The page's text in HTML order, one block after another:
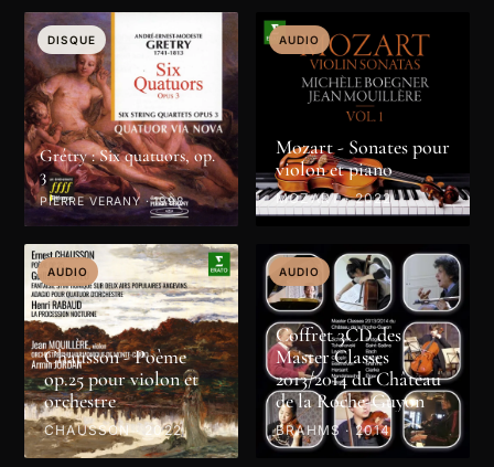
DISQUE
DISQUE
DISQUE
Grétry : Six quatuors, op.
3
PIERRE VERANY · 1998
AUDIO
Mozart - Sonates pour
violon et piano
MOZART · 2022
AUDIO
Chausson - Poème
op.25 pour violon et
orchestre
CHAUSSON · 2022
AUDIO
Coffret 3CD des
Master Classes
2013/2014 du Château
de la Roche-Guyon
BRAHMS · 2014